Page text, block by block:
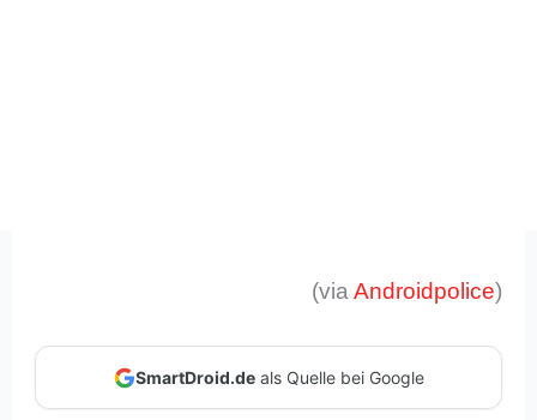
(via Androidpolice)
SmartDroid.deals Quelle bei Google